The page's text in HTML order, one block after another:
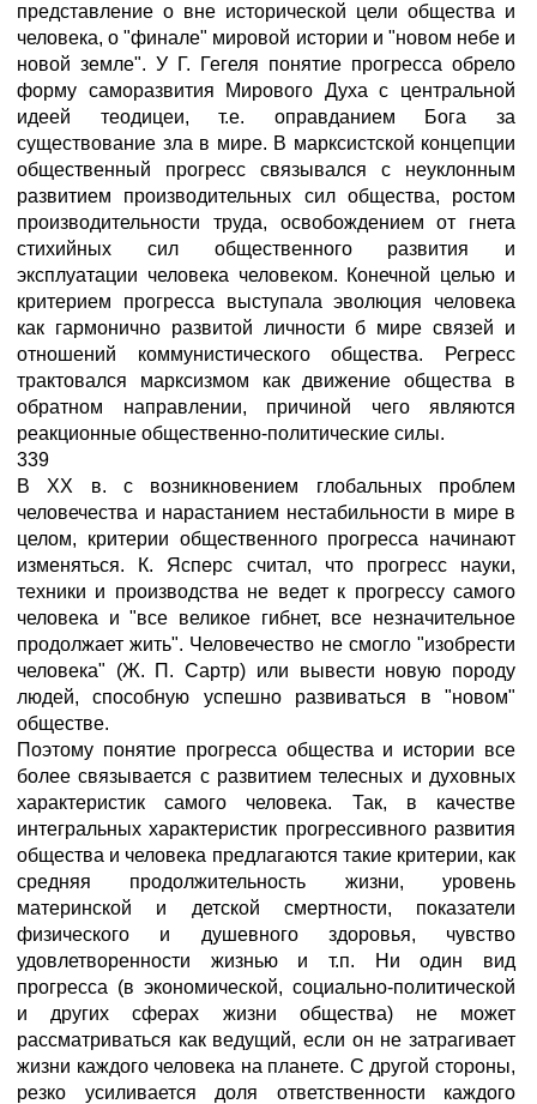
представление о вне исторической цели общества и
человека, о "финале" мировой истории и "новом небе и
новой земле". У Г. Гегеля понятие прогресса обрело
форму саморазвития Мирового Духа с центральной
идеей теодицеи, т.е. оправданием Бога за
существование зла в мире. В марксистской концепции
общественный прогресс связывался с неуклонным
развитием производительных сил общества, ростом
производительности труда, освобождением от гнета
стихийных сил общественного развития и
эксплуатации человека человеком. Конечной целью и
критерием прогресса выступала эволюция человека
как гармонично развитой личности б мире связей и
отношений коммунистического общества. Регресс
трактовался марксизмом как движение общества в
обратном направлении, причиной чего являются
реакционные общественно-политические силы.
339
В XX в. с возникновением глобальных проблем
человечества и нарастанием нестабильности в мире в
целом, критерии общественного прогресса начинают
изменяться. К. Ясперс считал, что прогресс науки,
техники и производства не ведет к прогрессу самого
человека и "все великое гибнет, все незначительное
продолжает жить". Человечество не смогло "изобрести
человека" (Ж. П. Сартр) или вывести новую породу
людей, способную успешно развиваться в "новом"
обществе.
Поэтому понятие прогресса общества и истории все
более связывается с развитием телесных и духовных
характеристик самого человека. Так, в качестве
интегральных характеристик прогрессивного развития
общества и человека предлагаются такие критерии, как
средняя продолжительность жизни, уровень
материнской и детской смертности, показатели
физического и душевного здоровья, чувство
удовлетворенности жизнью и т.п. Ни один вид
прогресса (в экономической, социально-политической
и других сферах жизни общества) не может
рассматриваться как ведущий, если он не затрагивает
жизни каждого человека на планете. С другой стороны,
резко усиливается доля ответственности каждого